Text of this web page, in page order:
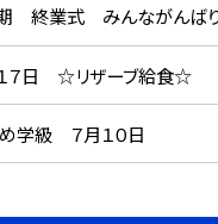
終業式 みんながんば
７日 ☆リザーブ給食☆
学級 ７月１０日